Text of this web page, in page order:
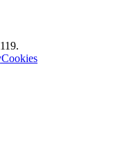
.
Cookies